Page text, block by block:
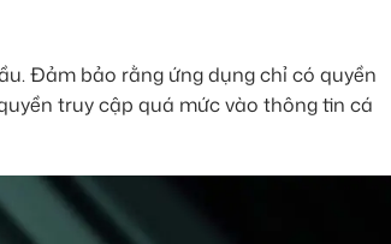
Đảm bảo rằng ứng dụng chỉ có quyền
truy cập quá mức vào thông tin cá